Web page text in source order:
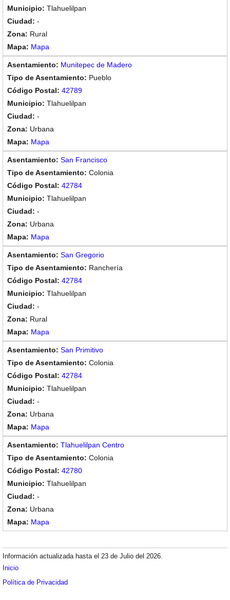
Tlahuelilpan
-
Rural
Mapa
Munitepec de Madero
Pueblo
42789
Tlahuelilpan
-
Urbana
Mapa
San Francisco
Colonia
42784
Tlahuelilpan
-
Urbana
Mapa
San Gregorio
Ranchería
42784
Tlahuelilpan
-
Rural
Mapa
San Primitivo
Colonia
42784
Tlahuelilpan
-
Urbana
Mapa
Tlahuelilpan Centro
Colonia
42780
Tlahuelilpan
-
Urbana
Mapa
Información actualizada hasta el 23 de Julio del 2026.
Inicio
Política de Privacidad